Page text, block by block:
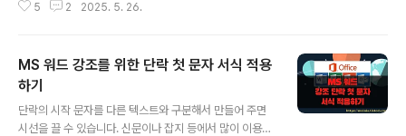
제하고 싶을 때 페이지 이동 기능과 F8 단축키 기능인 범위
를 눌러 찾기/바꾸기 창을 띄웁니다. ▼ 찾기 및 바꾸기에
서 이동 탭으로 이동합니다. 그리고 이동할 곳 목록에서 페
이지를 선택하고 오른쪽으로 가서 페이지 번호를 입력합니
다. 저는 시작 페이지로 2를 입력했습니다. 다음은 창을 닫
5 2 2025. 5. 26.
MS 워드 강조를 위한 단락 첫 문자 서식 적용
하기
단락의 시작 문자를 다른 텍스트와 구분해서 만들어 주면
시선을 끌 수 있습니다. 신문이나 잡지 등에서 많이 이용하